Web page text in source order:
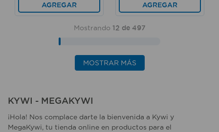
AGREGAR AGREGAR
Mostrando 12 de 497
MOSTRAR MÁS
KYWI - MEGAKYWI
¡Hola! Nos complace darte la bienvenida a Kywi y
MegaKywi, tu tienda online en productos para el